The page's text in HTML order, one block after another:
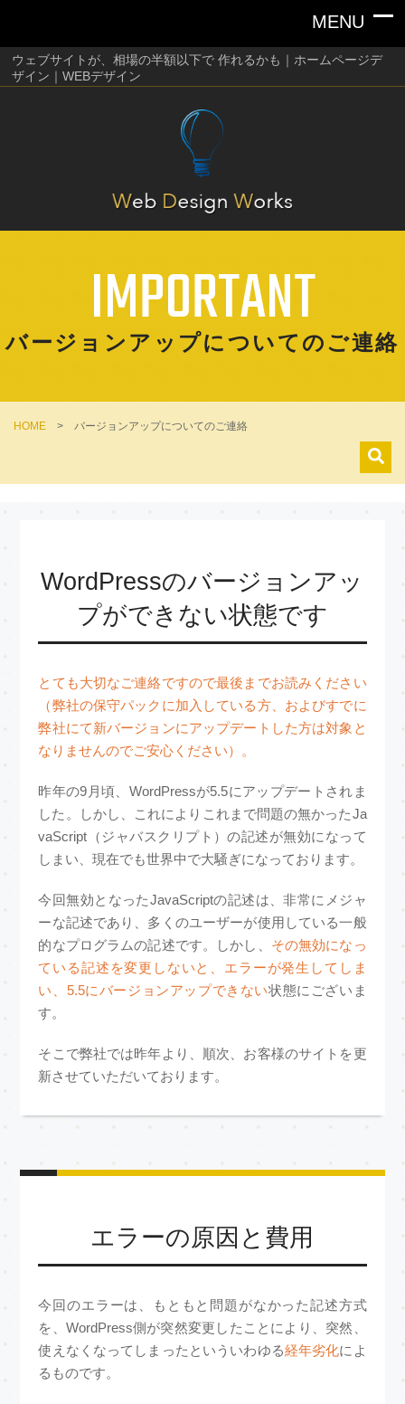
ウェブサイトが、相場の半額以下で 作れるかも｜ホームページデ
ザイン｜WEBデザイン
IMPORTANT
バージョンアップについてのご連絡
HOME > バージョンアップについてのご連絡
WordPressのバージョンアッ
プができない状態です
とても大切なご連絡ですので最後までお読みください
（弊社の保守パックに加入している方、およびすでに
弊社にて新バージョンにアップデートした方は対象と
なりませんのでご安心ください）。
昨年の9月頃、WordPressが5.5にアップデートされま
した。しかし、これによりこれまで問題の無かったJa
vaScript（ジャバスクリプト）の記述が無効になって
しまい、現在でも世界中で大騒ぎになっております。
今回無効となったJavaScriptの記述は、非常にメジャ
ーな記述であり、多くのユーザーが使用している一般
的なプログラムの記述です。しかし、 その無効になっ
ている記述を変更しないと、エラーが発生してしま
い、5.5にバージョンアップできない状態にございま
す。
そこで弊社では昨年より、順次、お客様のサイトを更
新させていただいております。
エラーの原因と費用
今回のエラーは、もともと問題がなかった記述方式
を、WordPress側が突然変更したことにより、突然、
使えなくなってしまったといういわゆる経年劣化によ
るものです。